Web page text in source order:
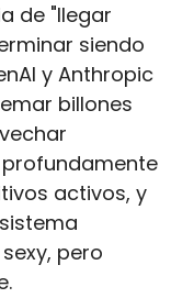
de "llegar
siendo
y Anthropic
billones
activos, y
pero